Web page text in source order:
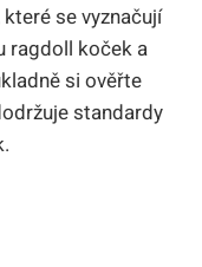
se vyznačují
​ragdoll koček a
si ověřte
standardy⁢